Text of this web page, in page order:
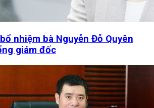
nhiệm bà Nguyễn Đỗ Quyên
giám đốc